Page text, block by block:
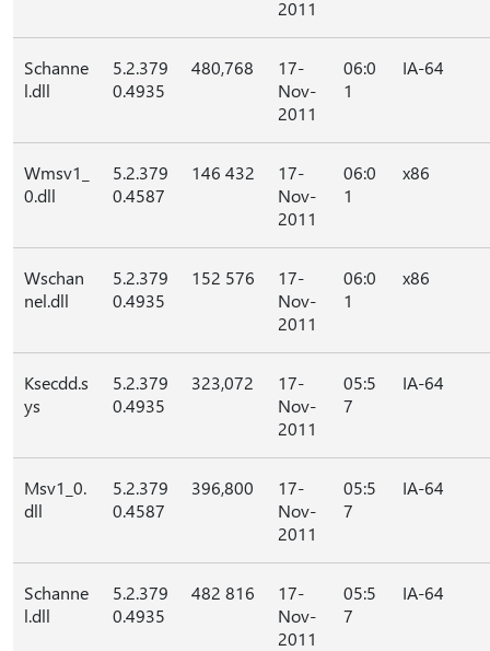
2011
Schanne
l.dll
5.2.379
0.4935
480,768
17-
Nov-
2011
06:0
1
IA-64
Wmsv1_
0.dll
5.2.379
0.4587
146 432
17-
Nov-
2011
06:0
1
x86
Wschan
nel.dll
5.2.379
0.4935
152 576
17-
Nov-
2011
06:0
1
x86
Ksecdd.s
ys
5.2.379
0.4935
323,072
17-
Nov-
2011
05:5
7
IA-64
Msv1_0.
dll
5.2.379
0.4587
396,800
17-
Nov-
2011
05:5
7
IA-64
Schanne
l.dll
5.2.379
0.4935
482 816
17-
Nov-
2011
05:5
7
IA-64